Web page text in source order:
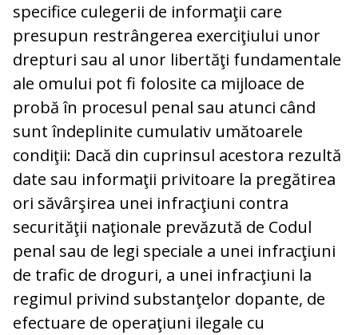
specifice culegerii de informaţii care
presupun restrângerea exerciţiului unor
drepturi sau al unor libertăţi fundamentale
ale omului pot fi folosite ca mijloace de
probă în procesul penal sau atunci când
sunt îndeplinite cumulativ umătoarele
condiţii: Dacă din cuprinsul acestora rezultă
date sau informaţii privitoare la pregătirea
ori săvârşirea unei infracţiuni contra
securităţii naţionale prevăzută de Codul
penal sau de legi speciale a unei infracţiuni
de trafic de droguri, a unei infracţiuni la
regimul privind substanţelor dopante, de
efectuare de operaţiuni ilegale cu